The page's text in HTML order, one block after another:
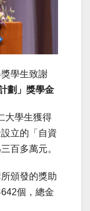
學生致謝
劃」獎學金
大學生獲得
立的「自資
百多萬元。
頒發的獎助
個，總金